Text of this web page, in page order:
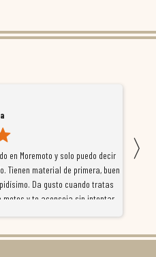
en Moremoto y solo puedo decir
Tienen material de primera, buen
Da gusto cuando tratas
motos y te aconseja sin intentar
lo que hacen. Si te gusta la
años
〉